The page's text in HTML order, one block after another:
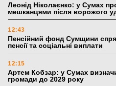
Леонід Ніколаєнко: у Сумах
мешканцями після ворожого
12:43
Пенсійний фонд Сумщини
пенсії та соціальні виплати
12:15
Артем Кобзар: у Сумах
громади до 2029 року